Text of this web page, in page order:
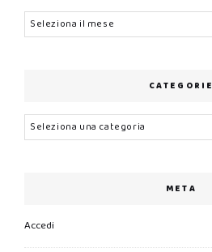
Archivi
CATEGORIE
Categorie
META
Accedi